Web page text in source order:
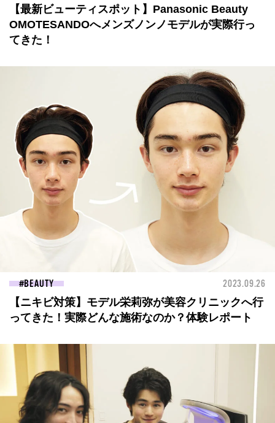
【最新ビューティスポット】Panasonic Beauty
OMOTESANDOへメンズノンノモデルが実際行っ
てきた！
BEAUTY 2023.09.26
【ニキビ対策】モデル栄莉弥が美容クリニックへ行
ってきた！実際どんな施術なのか？体験レポート